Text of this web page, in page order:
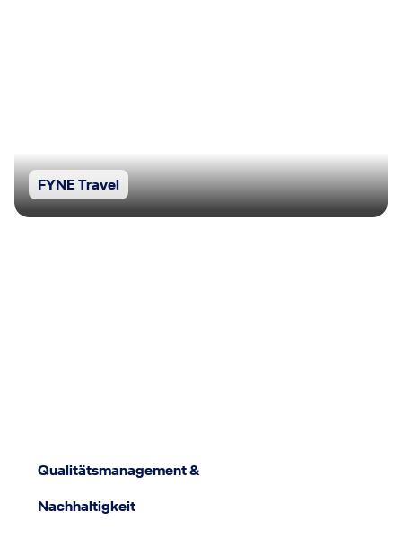
FYNE Travel
Qualitätsmanagement &
Nachhaltigkeit